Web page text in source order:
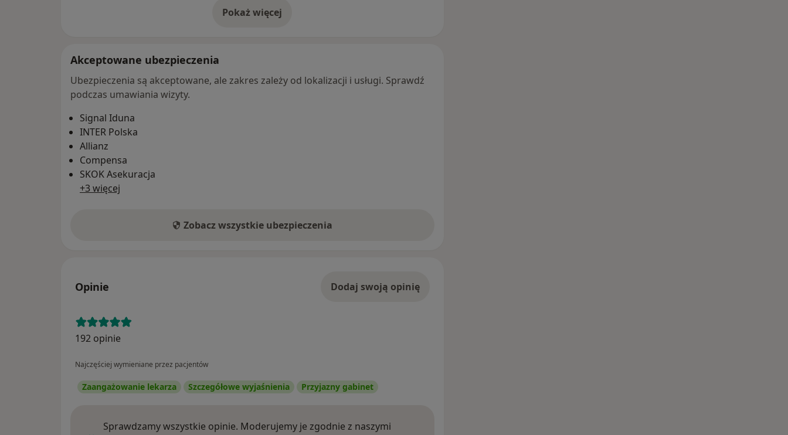
Pokaż więcej
o adresie
Akceptowane ubezpieczenia
Ubezpieczenia są akceptowane, ale zakres zależy od lokalizacji i usługi. Sprawdź
podczas umawiania wizyty.
Signal Iduna
INTER Polska
Allianz
Compensa
SKOK Asekuracja
+3 więcej
Zobacz wszystkie ubezpieczenia
Opinie Dodaj swoją opinię
192 opinie
Najczęściej wymieniane przez pacjentów
Zaangażowanie lekarza Szczegółowe wyjaśnienia Przyjazny gabinet
Sprawdzamy wszystkie opinie. Moderujemy je zgodnie z naszymi